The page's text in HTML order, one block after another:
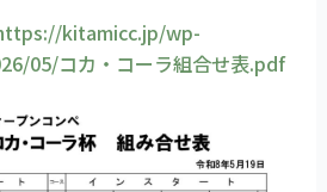
kitamicc.jp/wp-
05/コカ・コーラ組合せ表.pdf